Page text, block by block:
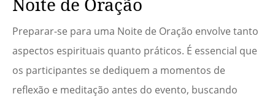
Preparar-se para uma Noite de Oração envolve tanto
aspectos espirituais quanto práticos. É essencial que
os participantes se dediquem a momentos de
reflexão e meditação antes do evento, buscando